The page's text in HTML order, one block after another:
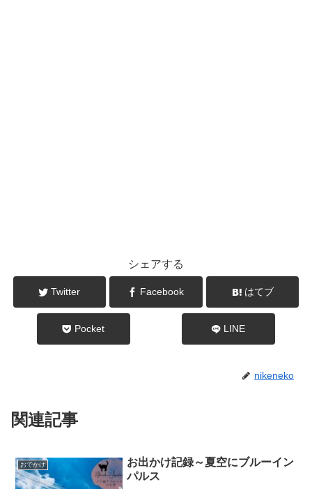
シェアする
Twitter Facebook はてブ
Pocket LINE
nikeneko
関連記事
おでかけ
お出かけ記録～夏空にブルーイン
パルス